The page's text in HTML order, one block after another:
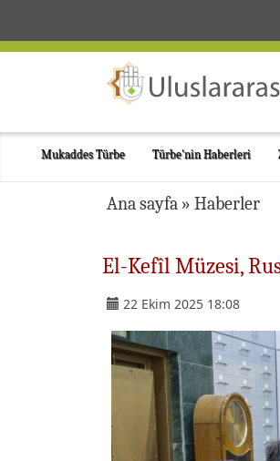
Mukaddes Türbe Türbe'nin Haberleri
Ana sayfa » Haberler
El-Kefîl Müzesi,
22 Ekim 2025 18:08